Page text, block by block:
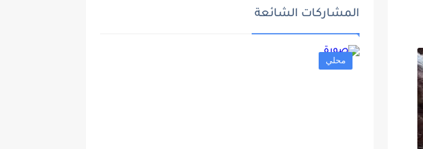
المشاركات الشائعة
محلي